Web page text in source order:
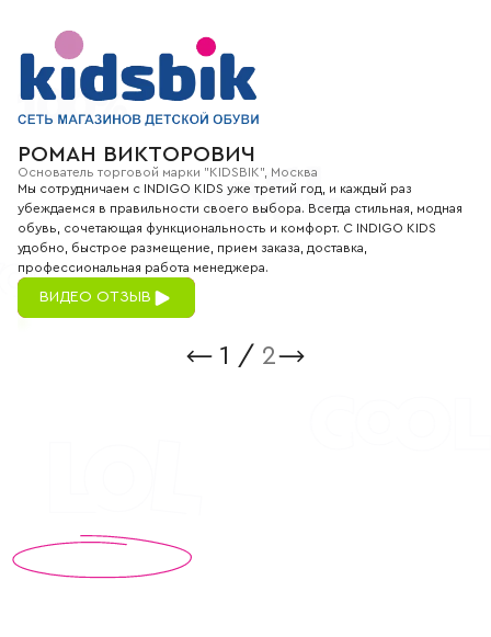
РОМАН ВИКТОРОВИЧ
Основатель торговой марки "KIDSBIK", Москва
Мы сотрудничаем с INDIGO KIDS уже третий год, и каждый раз
убеждаемся в правильности своего выбора. Всегда стильная, модная
обувь, сочетающая функциональность и комфорт. С INDIGO KIDS
удобно, быстрое размещение, прием заказа, доставка,
профессиональная работа менеджера.
ВИДЕО ОТЗЫВ
1 / 2
БЕСПЛАТНАЯ